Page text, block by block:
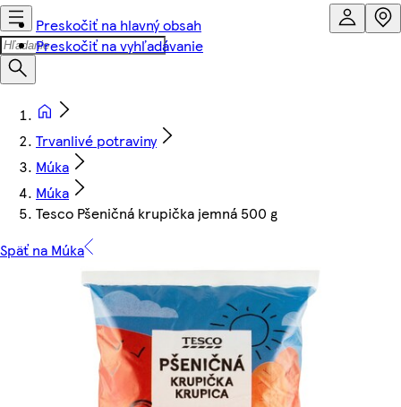
Preskočiť na hlavný obsah
Preskočiť na vyhľadávanie
Trvanlivé potraviny
Múka
Múka
Tesco Pšeničná krupička jemná 500 g
Späť na Múka